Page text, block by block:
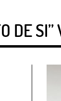
DE